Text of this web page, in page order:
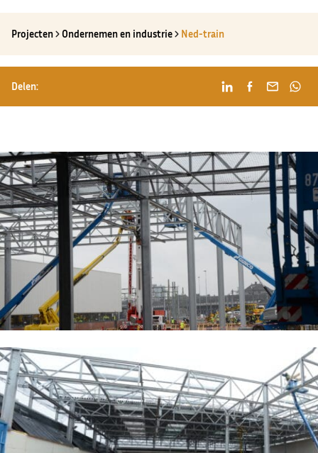
Projecten Ondernemen en industrie Ned-train
Delen: